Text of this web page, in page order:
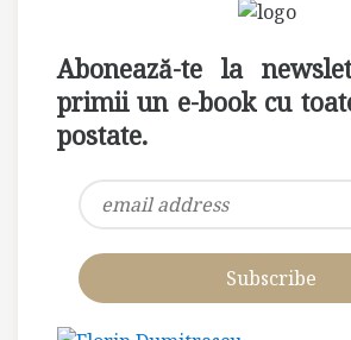
Abonează-te la
primii un e-book cu
postate.